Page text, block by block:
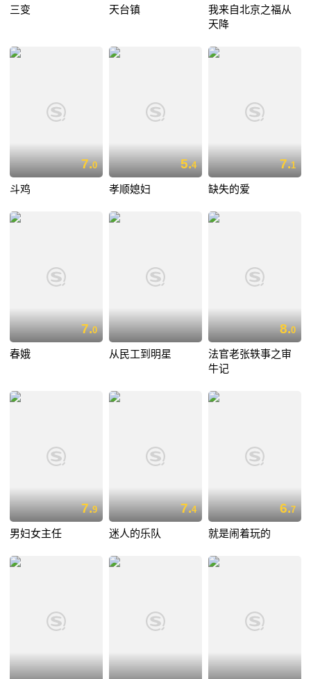
三变 天台镇
我来自北京之福从
天降
7.0
斗鸡
5.4
孝顺媳妇
7.1
缺失的爱
7.0
春娥 从民工到明星
8.0
法官老张轶事之审
牛记
7.9
男妇女主任
7.4
迷人的乐队
6.7
就是闹着玩的